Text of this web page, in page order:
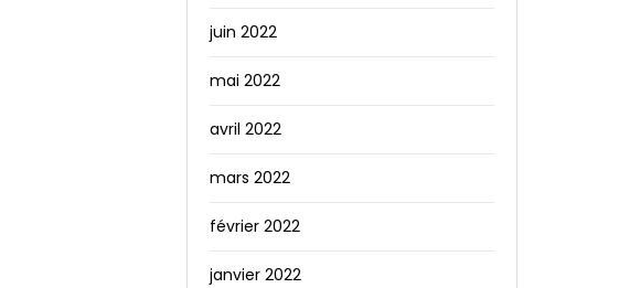
juin 2022
mai 2022
avril 2022
mars 2022
février 2022
janvier 2022